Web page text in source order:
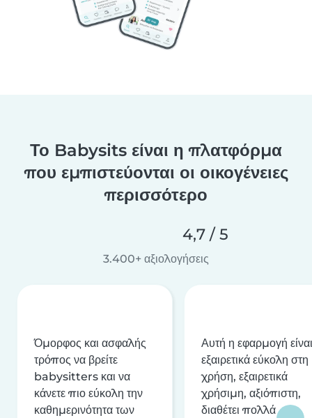
Το Babysits είναι η πλατφόρμα
που εμπιστεύονται οι οικογένειες
περισσότερο
4,7 / 5
3.400+ αξιολογήσεις
Όμορφος και ασφαλής
τρόπος να βρείτε
babysitters και να
κάνετε πιο εύκολη την
καθημερινότητα των
Αυτή η εφαρμογή είναι
εξαιρετικά εύκολη στη
χρήση, εξαιρετικά
χρήσιμη, αξιόπιστη,
διαθέτει πολλά